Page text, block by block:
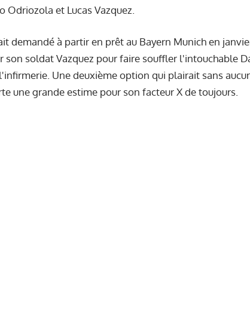
Odriozola et Lucas Vazquez.
demandé à partir en prêt au Bayern Munich en
son soldat Vazquez pour faire souffler l'intouchable
Une deuxième option qui plairait sans
une grande estime pour son facteur X de toujours.